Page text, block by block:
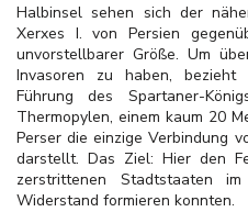
Halbinsel sehen sich der
Xerxes I. von Persien
unvorstellbarer Größe. Um
Invasoren zu haben,
Führung des Spartaner-
Thermopylen, einem kaum 20
Perser die einzige Verbindung
darstellt. Das Ziel: Hier den
zerstrittenen Stadtstaaten im
Widerstand formieren konnten.